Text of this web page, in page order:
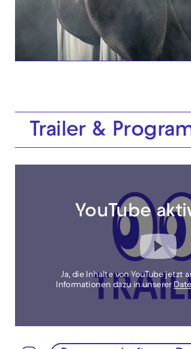
Trailer &
YouTube
Ja, die Inhalte von YouTube jetzt
Informationen dazu in unserer